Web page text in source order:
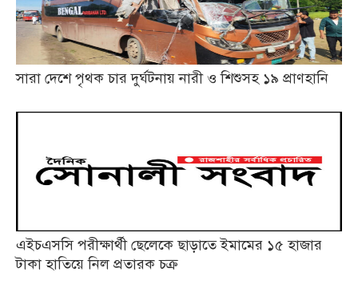
সারা দেশে পৃথক চার দুর্ঘটনায় নারী ও শিশুসহ ১৯ প্রাণহানি
এইচএসসি পরীক্ষার্থী ছেলেকে ছাড়াতে ইমামের ১৫ হাজার
টাকা হাতিয়ে নিল প্রতারক চক্র